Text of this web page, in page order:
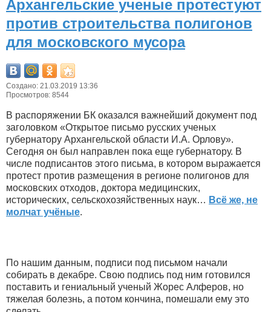
Архангельские ученые протестуют
против строительства полигонов
для московского мусора
Создано: 21.03.2019 13:36
Просмотров: 8544
В распоряжении БК оказался важнейший документ под
заголовком «Открытое письмо русских ученых
губернатору Архангельской области И.А. Орлову».
Сегодня он был направлен пока еще губернатору. В
числе подписантов этого письма, в котором выражается
протест против размещения в регионе полигонов для
московских отходов, доктора медицинских,
исторических, сельскохозяйственных наук… Всё же, не
молчат учёные.
По нашим данным, подписи под письмом начали
собирать в декабре. Свою подпись под ним готовился
поставить и гениальный ученый Жорес Алферов, но
тяжелая болезнь, а потом кончина, помешали ему это